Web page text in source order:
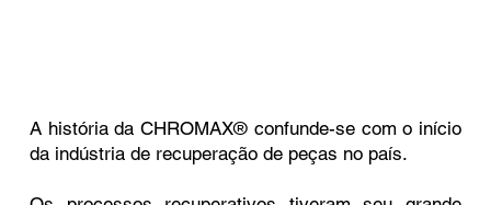
A história da CHROMAX® confunde-se com o início
da indústria de recuperação de peças no país.